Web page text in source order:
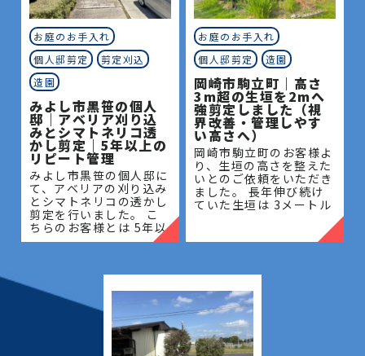
お庭のお手入れ
個人邸剪定
剪定刈込
造園
みよし市黒笹の個人
邸｜アベリア刈り込
みとシマトネリコ透
かし剪定｜5年以上の
リピート管理
みよし市黒笹の個人邸に
て、アベリアの刈り込み
とシマトネリコの透かし
剪定を行いました。 こ
ちらのお客様とは 5年以
上のお付き合いがあり、
と樹木の健やかな成長を
サポー
お庭のお手入れ
個人邸剪定
造園
岡崎市駒立町｜高さ
3m超の生垣を2mへ
強剪定しました（視
界改善・管理しやす
い高さへ）
岡崎市駒立町のお客様よ
り、生垣の高さを整えた
いとのご依頼をいただき
ました。 長年伸び続け
ていた生垣は 3メートル
り、管理が難しく、日当
たりや風通しにも影響が